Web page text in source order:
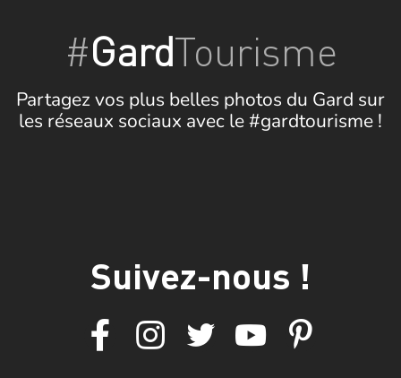
#GardTourisme
Partagez vos plus belles photos du Gard sur
les réseaux sociaux avec le #gardtourisme !
Suivez-nous !